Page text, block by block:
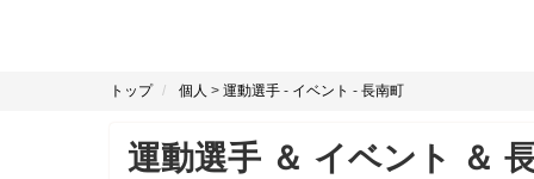
トップ 個人 > 運動選手 - イベント - 長南町
運動選手 ＆ イベント ＆